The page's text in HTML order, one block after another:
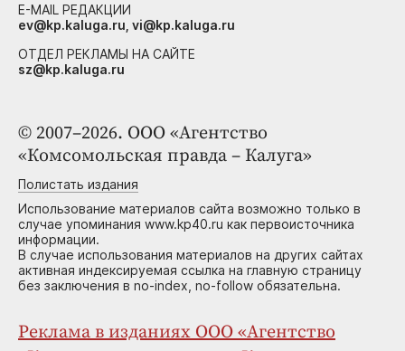
© 2007–2026. ООО «Агентство
«Комсомольская правда – Калуга»
Полистать издания
Использование материалов сайта возможно только в
случае упоминания www.kp40.ru как первоисточника
информации.
В случае использования материалов на других сайтах
активная индексируемая ссылка на главную страницу
без заключения в no-index, no-follow обязательна.
Реклама в изданиях ООО «Агентство
E-MAIL РЕДАКЦИИ
ev@kp.kaluga.ru, vi@kp.kaluga.ru
ОТДЕЛ РЕКЛАМЫ НА САЙТЕ
sz@kp.kaluga.ru